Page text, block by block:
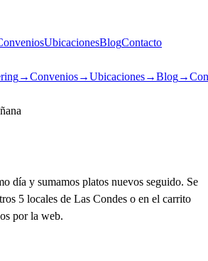
UbicacionesBlogContacto
→Convenios→Ubicaciones→Blog→
día y sumamos platos nuevos seguido. Se
5 locales de Las Condes o en el carrito
por la web.